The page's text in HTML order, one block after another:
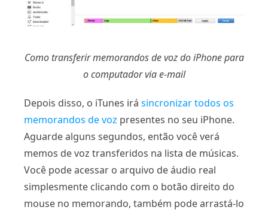
Como transferir memorandos de voz do iPhone para
o computador via e-mail
Depois disso, o iTunes irá sincronizar todos os
memorandos de voz presentes no seu iPhone.
Aguarde alguns segundos, então você verá
memos de voz transferidos na lista de músicas.
Você pode acessar o arquivo de áudio real
simplesmente clicando com o botão direito do
mouse no memorando, também pode arrastá-lo